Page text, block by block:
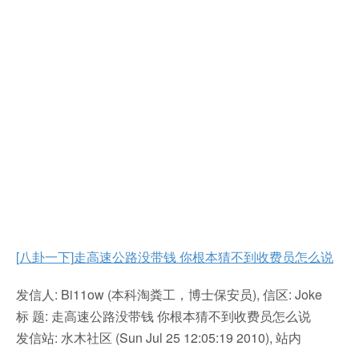
[八卦一下]走高速公路没带钱 你根本猜不到收费员怎么说
发信人: Bi11ow (本科淘粪工，博士保安员), 信区: Joke
标 题: 走高速公路没带钱 你根本猜不到收费员怎么说
发信站: 水木社区 (Sun Jul 25 12:05:19 2010), 站内